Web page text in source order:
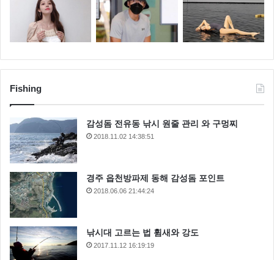
Fishing
감성돔 전유동 낚시 원줄 관리 와 구멍찌
2018.11.02 14:38:51
경주 읍천방파제 동해 감성돔 포인트
2018.06.06 21:44:24
낚시대 고르는 법 휨새와 강도
2017.11.12 16:19:19